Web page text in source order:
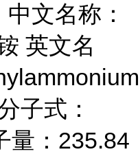
文名称：
英文名
子式：
量：235.84